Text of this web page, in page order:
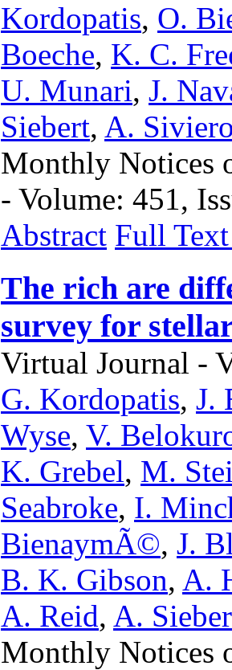
Kordopatis, O.
Boeche, K. C.
U. Munari, J.
Siebert, A.
Monthly Notices
- Volume: 451,
Abstract Full
The rich are
survey for
Virtual Journal -
G. Kordopatis, J.
Wyse, V.
K. Grebel, M.
Seabroke, I.
BienaymÃ©, J.
B. K. Gibson, A.
A. Reid, A.
Monthly Notices